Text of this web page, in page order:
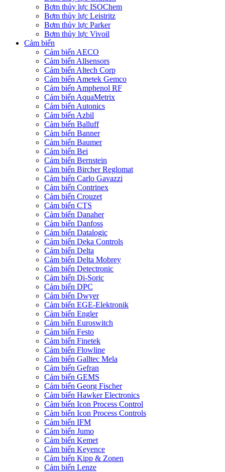
Bơm thủy lực ISOChem
Bơm thủy lực Leistritz
Bơm thủy lực Parker
Bơm thủy lực Vivoil
Cảm biến
Cảm biến AECO
Cảm biến Allsensors
Cảm biến Altech Corp
Cảm biến Ametek Gemco
Cảm biến Amphenol RF
Cảm biến AquaMetrix
Cảm biến Autonics
Cảm biến Azbil
Cảm biến Balluff
Cảm biến Banner
Cảm biến Baumer
Cảm biến Bei
Cảm biến Bernstein
Cảm biến Bircher Reglomat
Cảm biến Carlo Gavazzi
Cảm biến Contrinex
Cảm biến Crouzet
Cảm biến CTS
Cảm biến Danaher
Cảm biến Danfoss
Cảm biến Datalogic
Cảm biến Deka Controls
Cảm biến Delta
Cảm biến Delta Mobrey
Cảm biến Detectronic
Cảm biến Di-Soric
Cảm biến DPC
Cảm biến Dwyer
Cảm biến EGE-Elektronik
Cảm biến Engler
Cảm biến Euroswitch
Cảm biến Festo
Cảm biến Finetek
Cảm biến Flowline
Cảm biến Galltec Mela
Cảm biến Gefran
Cảm biến GEMS
Cảm biến Georg Fischer
Cảm biến Hawker Electronics
Cảm biến Icon Process Control
Cảm biến Icon Process Controls
Cảm biến IFM
Cảm biến Jumo
Cảm biến Kemet
Cảm biến Keyence
Cảm biến Kipp & Zonen
Cảm biến Lenze